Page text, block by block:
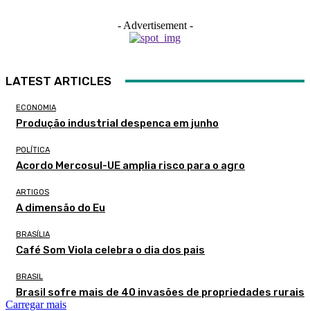
- Advertisement -
LATEST ARTICLES
ECONOMIA
Produção industrial despenca em junho
POLÍTICA
Acordo Mercosul-UE amplia risco para o agro
ARTIGOS
A dimensão do Eu
BRASÍLIA
Café Som Viola celebra o dia dos pais
BRASIL
Brasil sofre mais de 40 invasões de propriedades rurais
Carregar mais